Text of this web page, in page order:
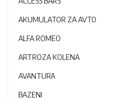
AKUMULATOR ZA AVTO
ALFA ROMEO
ARTROZA KOLENA
AVANTURA
BAZENI